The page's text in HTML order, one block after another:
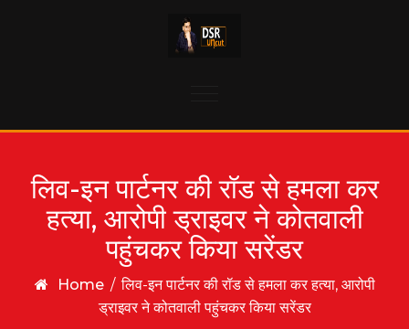
लिव-इन पार्टनर की रॉड से हमला कर
हत्या, आरोपी ड्राइवर ने कोतवाली
पहुंचकर किया सरेंडर
Home / लिव-इन पार्टनर की रॉड से हमला कर हत्या, आरोपी
ड्राइवर ने कोतवाली पहुंचकर किया सरेंडर